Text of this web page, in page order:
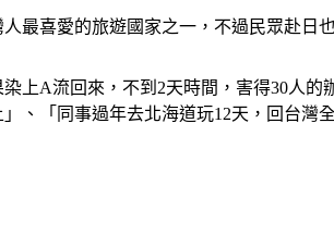
最喜愛的旅遊國家之一，不過民眾赴
上A流回來，不到2天時間，害得30人
、「同事過年去北海道玩12天，回台灣